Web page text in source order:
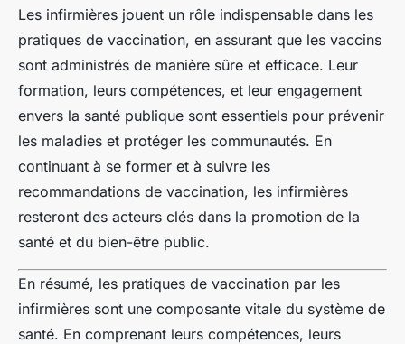
Les infirmières jouent un rôle indispensable dans les
pratiques de vaccination, en assurant que les vaccins
sont administrés de manière sûre et efficace. Leur
formation, leurs compétences, et leur engagement
envers la santé publique sont essentiels pour prévenir
les maladies et protéger les communautés. En
continuant à se former et à suivre les
recommandations de vaccination, les infirmières
resteront des acteurs clés dans la promotion de la
santé et du bien-être public.
En résumé, les pratiques de vaccination par les
infirmières sont une composante vitale du système de
santé. En comprenant leurs compétences, leurs